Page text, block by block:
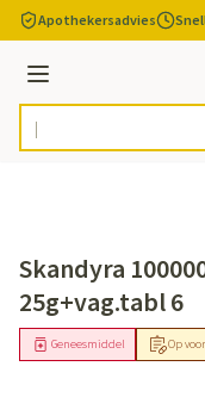
Ga naar de inhoud
Apothekersadvies
Menu
Product, merk,
Skandyra
25g+vag.tabl 6
Op
Geneesmiddel